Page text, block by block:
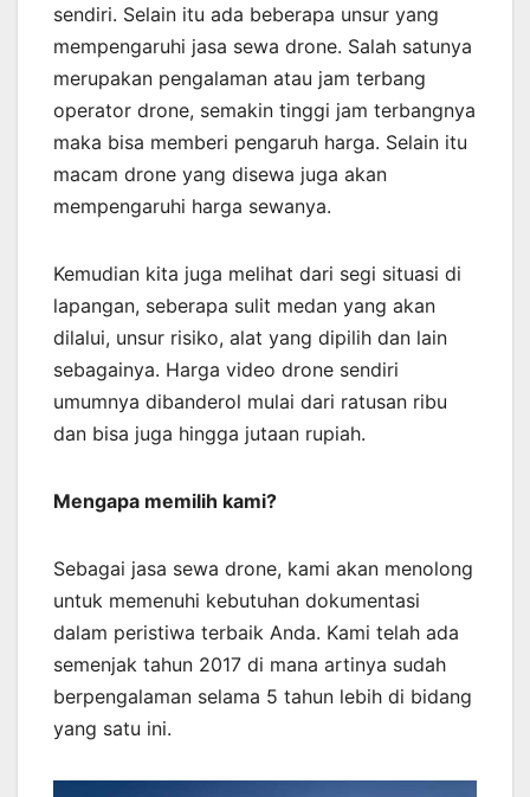
sendiri. Selain itu ada beberapa unsur yang
mempengaruhi jasa sewa drone. Salah satunya
merupakan pengalaman atau jam terbang
operator drone, semakin tinggi jam terbangnya
maka bisa memberi pengaruh harga. Selain itu
macam drone yang disewa juga akan
mempengaruhi harga sewanya.
Kemudian kita juga melihat dari segi situasi di
lapangan, seberapa sulit medan yang akan
dilalui, unsur risiko, alat yang dipilih dan lain
sebagainya. Harga video drone sendiri
umumnya dibanderol mulai dari ratusan ribu
dan bisa juga hingga jutaan rupiah.
Mengapa memilih kami?
Sebagai jasa sewa drone, kami akan menolong
untuk memenuhi kebutuhan dokumentasi
dalam peristiwa terbaik Anda. Kami telah ada
semenjak tahun 2017 di mana artinya sudah
berpengalaman selama 5 tahun lebih di bidang
yang satu ini.